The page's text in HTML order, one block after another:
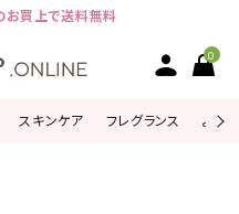
買上で送料無料
0
スキンケア フレグランス よじ